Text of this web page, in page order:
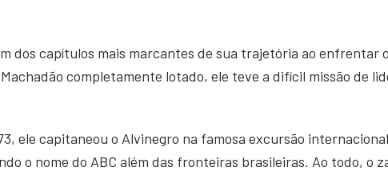
dos capítulos mais marcantes de sua trajetória ao enfrentar
completamente lotado, ele teve a difícil missão de
ele capitaneou o Alvinegro na famosa excursão
o nome do ABC além das fronteiras brasileiras. Ao todo, o